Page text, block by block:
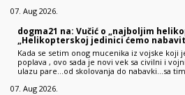
07. Aug 2026.
dogma21 na: Vučić o „najboljim
„Helikopterskoj jedinici ćemo
Kada se setim onog mucenika iz vojske koji
poplava , ovo sada je novi vek sa civilni i
ulazu pare...od skolovanja do nabavki...sa
07. Aug 2026.